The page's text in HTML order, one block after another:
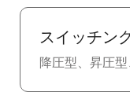
スイッチン
降圧型、昇圧